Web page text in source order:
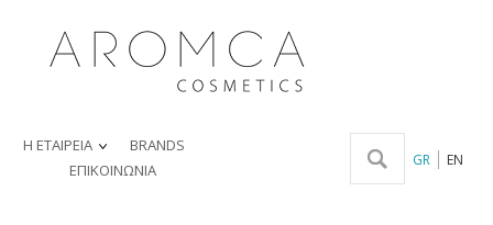
GR EN
Η ΕΤΑΙΡΕΙΑ
BRANDS
ΕΠΙΚΟΙΝΩΝΙΑ